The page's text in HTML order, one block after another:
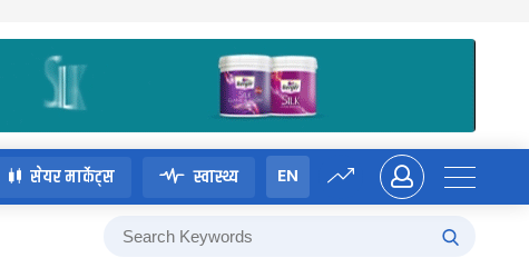
सेयर मार्केट्स स्वास्थ्य EN